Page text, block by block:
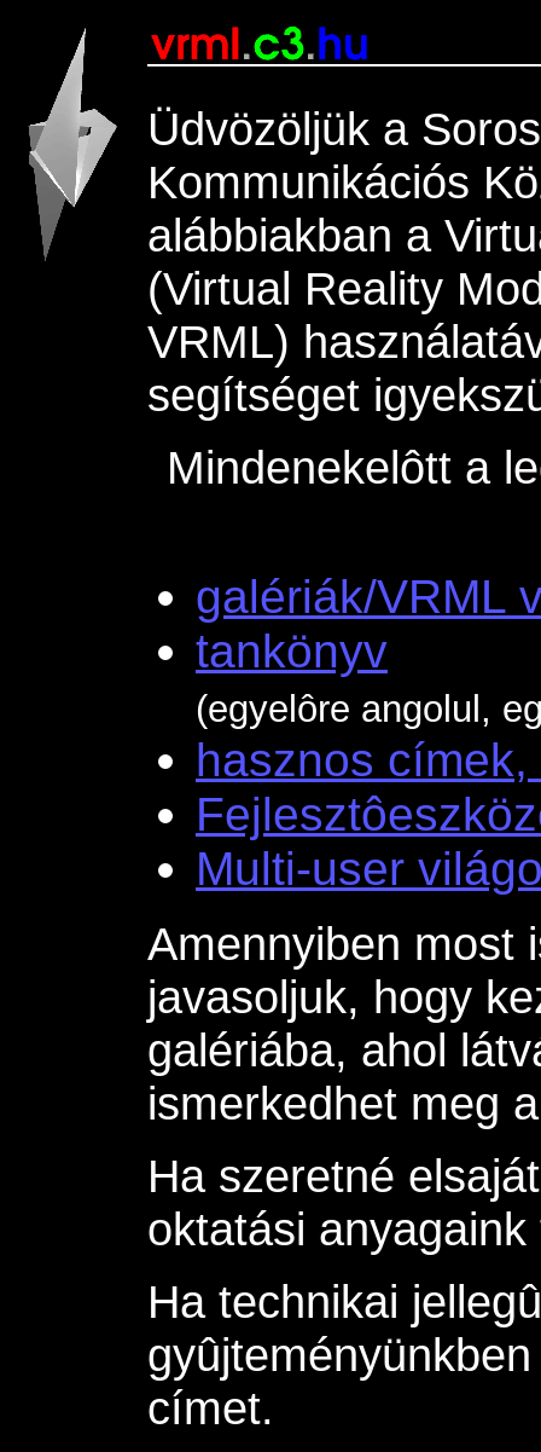
Üdvözöljük a
Kommunikációs
alábbiakban a
(Virtual Reality
VRML)
segítséget
Mindenekelôtt a
galériák/VRML
tankönyv
(egyelôre angolul,
hasznos
Multi-user
Amennyiben most
javasoljuk, hogy
galériába, ahol
ismerkedhet meg
Ha szeretné
oktatási
Ha technikai
címet.